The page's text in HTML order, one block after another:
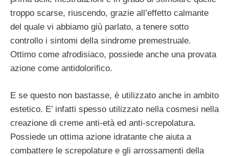
troppo scarse, riuscendo, grazie all’effetto calmante
del quale vi abbiamo giù parlato, a tenere sotto
controllo i sintomi della sindrome premestruale.
Ottimo come afrodisiaco, possiede anche una provata
azione come antidolorifico.
E se questo non bastasse, è utilizzato anche in ambito
estetico. E’ infatti spesso utilizzato nella cosmesi nella
creazione di creme anti-età ed anti-screpolatura.
Possiede un ottima azione idratante che aiuta a
combattere le screpolature e gli arrossamenti della